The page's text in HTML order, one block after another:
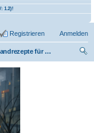
1.2)!
Anmelden
Registrieren
Sauerlandrezepte für einen Minister (CDU)